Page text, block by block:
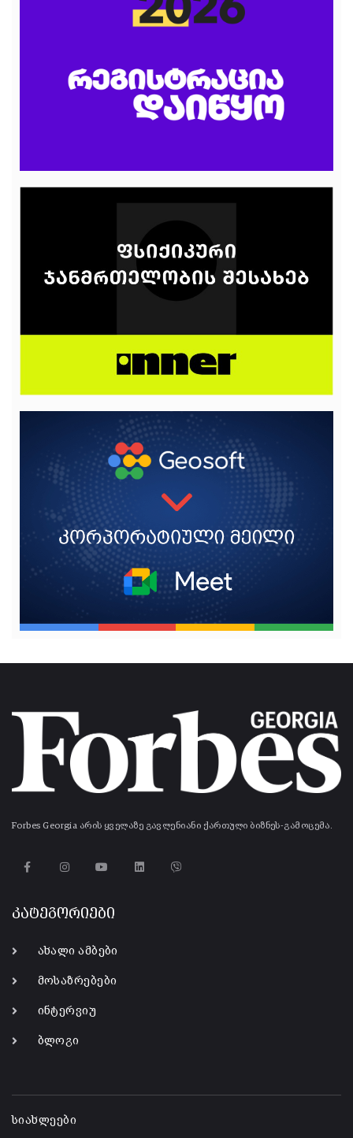
Forbes Georgia არის ყველაზე გავლენიანი ქართული ბიზნეს-გამოცემა.
კატეგორიები
ახალი ამბები
მოსაზრებები
ინტერვიუ
ბლოგი
სიახლეები